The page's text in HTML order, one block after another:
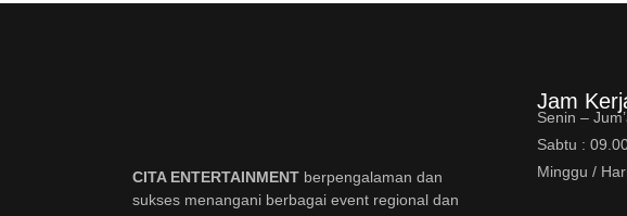
CITA ENTERTAINMENT berpengalaman dan
sukses menangani berbagai event regional dan
Jam
Senin –
Sabtu :
Minggu /